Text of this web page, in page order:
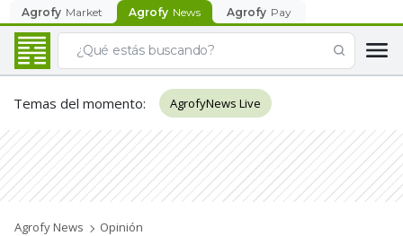
Agrofy Market Agrofy News Agrofy Pay
Temas del momento: AgrofyNews Live
Agrofy News Opinión